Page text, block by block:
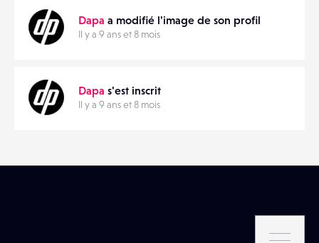
Dapa a modifié l'image de son profil
Il y a 9 ans et 8 mois
Dapa s'est inscrit
Il y a 9 ans et 8 mois